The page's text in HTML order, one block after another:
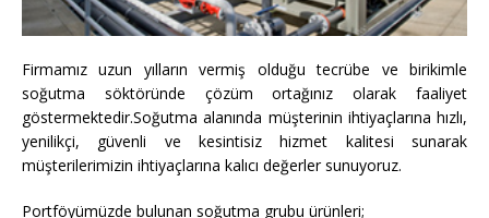
Firmamız uzun yılların vermiş olduğu tecrübe ve birikimle
soğutma söktöründe çözüm ortağınız olarak faaliyet
göstermektedir.Soğutma alanında müşterinin ihtiyaçlarına hızlı,
yenilikçi, güvenli ve kesintisiz hizmet kalitesi sunarak
müşterilerimizin ihtiyaçlarına kalıcı değerler sunuyoruz.
Portföyümüzde bulunan soğutma grubu ürünleri;